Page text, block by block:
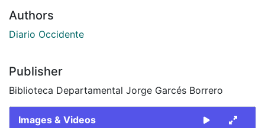
Authors
Diario Occidente
Publisher
Biblioteca Departamental Jorge Garcés Borrero
Images & Videos